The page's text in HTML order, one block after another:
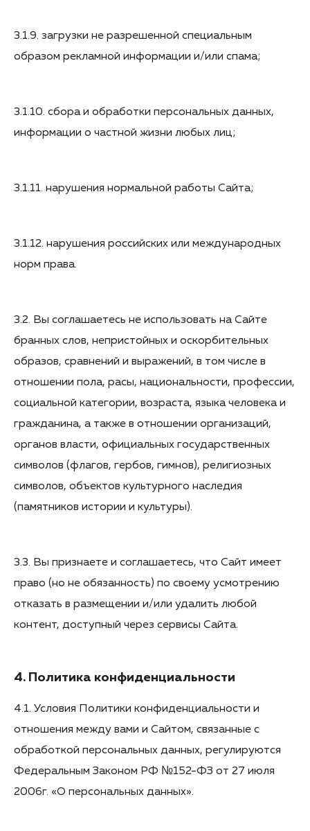
3.1.9. загрузки не разрешенной специальным
образом рекламной информации и/или спама;
3.1.10. сбора и обработки персональных данных,
информации о частной жизни любых лиц;
3.1.11. нарушения нормальной работы Сайта;
3.1.12. нарушения российских или международных
норм права.
3.2. Вы соглашаетесь не использовать на Сайте
бранных слов, непристойных и оскорбительных
образов, сравнений и выражений, в том числе в
отношении пола, расы, национальности, профессии,
социальной категории, возраста, языка человека и
гражданина, а также в отношении организаций,
органов власти, официальных государственных
символов (флагов, гербов, гимнов), религиозных
символов, объектов культурного наследия
(памятников истории и культуры).
3.3. Вы признаете и соглашаетесь, что Сайт имеет
право (но не обязанность) по своему усмотрению
отказать в размещении и/или удалить любой
контент, доступный через сервисы Сайта.
4. Политика конфиденциальности
4.1. Условия Политики конфиденциальности и
отношения между вами и Сайтом, связанные с
обработкой персональных данных, регулируются
Федеральным Законом РФ №152-ФЗ от 27 июля
2006г. «О персональных данных».